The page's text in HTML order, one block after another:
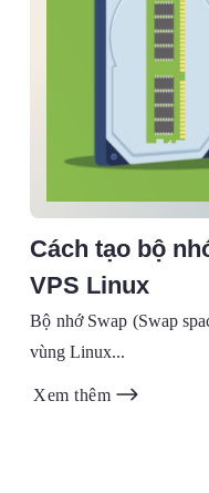
Cách tạo bộ
VPS Linux
Bộ nhớ Swap (Swap
vùng Linux...
Xem thêm